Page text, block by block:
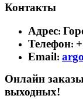
Контакты
Адрес:
Телефон:
Email:
Онлайн
выходных!